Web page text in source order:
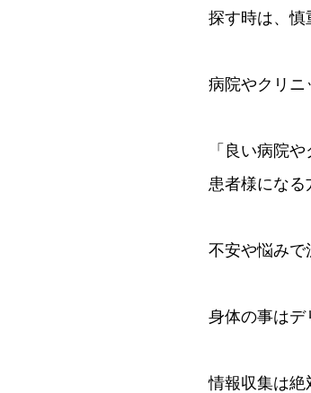
探す時は、慎
病院やクリニ
「良い病院
患者様になる
不安や悩みで
身体の事はデ
情報収集は絶